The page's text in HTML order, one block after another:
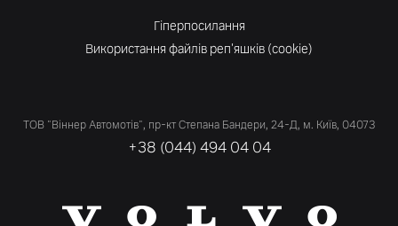
Гіперпосилання
Використання файлів реп'яшків (cookie)
ТОВ "Віннер Автомотів", пр-кт Степана Бандери, 24-Д, м. Київ, 04073
+38 (044) 494 04 04